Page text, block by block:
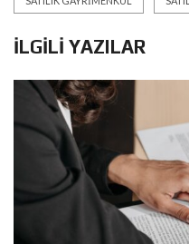
İLGILI YAZILAR